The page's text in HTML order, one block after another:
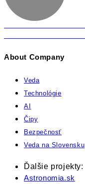
About Company
Veda
Technológie
AI
Čipy
Bezpečnosť
Veda na Slovensku
Ďalšie projekty:
Astronomia.sk